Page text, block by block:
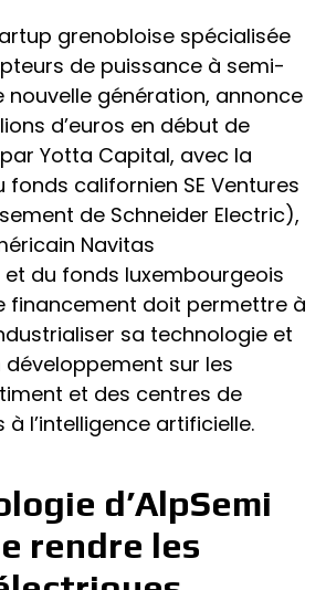
grenobloise spécialisée
de puissance à semi-
génération, annonce
d’euros en début de
Yotta Capital, avec la
californien SE Ventures
de Schneider Electric),
Navitas
du fonds luxembourgeois
financement doit permettre à
sa technologie et
développement sur les
et des centres de
l’intelligence artificielle.
d’AlpSemi
rendre les